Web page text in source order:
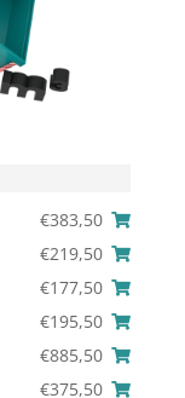
€383,50
€219,50
€177,50
€195,50
€885,50
€375,50